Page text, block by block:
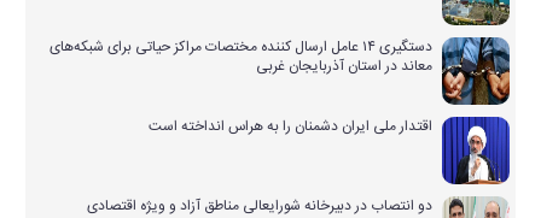
دستگیری ۱۴ عامل ارسال کننده مختصات مراکز حیاتی برای شبکه‌های
معاند در استان آذربایجان غربی
اقتدار ملی ایران دشمنان را به هراس انداخته است
دو انتصاب در دبیرخانه شورایعالی مناطق آزاد و ویژه اقتصادی